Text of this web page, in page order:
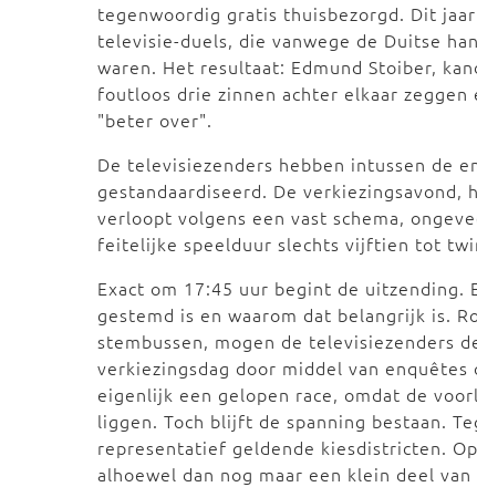
tegenwoordig gratis thuisbezorgd. Dit
televisie-duels, die vanwege de Duitse
waren. Het resultaat: Edmund Stoiber,
foutloos drie zinnen achter elkaar zeggen
"beter over".
De televisiezenders hebben intussen de
gestandaardiseerd. De
verloopt volgens een vast schema,
feitelijke speelduur slechts vijftien tot
Exact om 17:45 uur begint de
gestemd is en waarom dat belangrijk is.
stembussen, mogen de televisiezenders
verkiezingsdag door middel van
eigenlijk een gelopen race, omdat de
liggen. Toch blijft de spanning bestaan.
representatief geldende kiesdistricten.
alhoewel dan nog maar een klein deel